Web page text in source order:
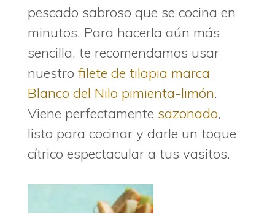
pescado sabroso que se cocina en
minutos. Para hacerla aún más
sencilla, te recomendamos usar
nuestro filete de tilapia marca
Blanco del Nilo pimienta-limón.
Viene perfectamente sazonado,
listo para cocinar y darle un toque
cítrico espectacular a tus vasitos.